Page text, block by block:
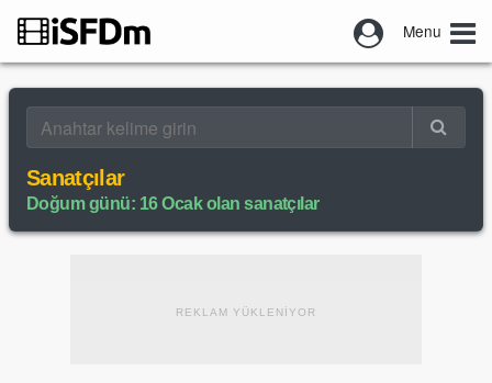
Menu
Sanatçılar
Doğum günü: 16 Ocak olan sanatçılar
REKLAM YÜKLENİYOR